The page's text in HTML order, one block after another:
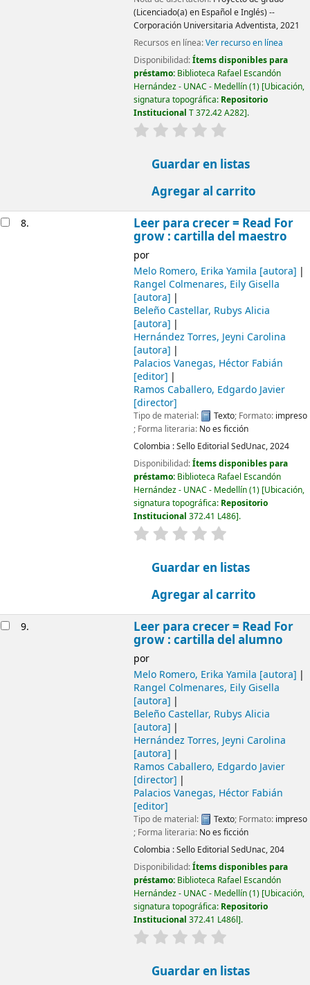
(Licenciado(a) en Español e Inglés) --
Corporación Universitaria Adventista, 2021
Recursos en línea:Ver recurso en línea
Disponibilidad:Ítems disponibles para
préstamo: Biblioteca Rafael Escandón
Hernández - UNAC - Medellín(1) Ubicación,
signatura topográfica: Repositorio
Institucional T 372.42 A282 .
valoración
Guardar en listas
Agregar al carrito
8. Leer para crecer = Read For
grow : cartilla del maestro
por
Melo Romero, Erika Yamila [autora]
Rangel Colmenares, Eily Gisella
[autora]
Beleño Castellar, Rubys Alicia
[autora]
Hernández Torres, Jeyni Carolina
[autora]
Palacios Vanegas, Héctor Fabián
[editor]
Ramos Caballero, Edgardo Javier
[director]
Tipo de material: Texto; Formato: impreso
; Forma literaria: No es ficción
Colombia :Sello Editorial SedUnac,2024
Disponibilidad:Ítems disponibles para
préstamo: Biblioteca Rafael Escandón
Hernández - UNAC - Medellín(1) Ubicación,
signatura topográfica: Repositorio
Institucional 372.41 L486 .
valoración
Guardar en listas
Agregar al carrito
9. Leer para crecer = Read For
grow : cartilla del alumno
por
Melo Romero, Erika Yamila [autora]
Rangel Colmenares, Eily Gisella
[autora]
Beleño Castellar, Rubys Alicia
[autora]
Hernández Torres, Jeyni Carolina
[autora]
Ramos Caballero, Edgardo Javier
[director]
Palacios Vanegas, Héctor Fabián
[editor]
Tipo de material: Texto; Formato: impreso
; Forma literaria: No es ficción
Colombia :Sello Editorial SedUnac,204
Disponibilidad:Ítems disponibles para
préstamo: Biblioteca Rafael Escandón
Hernández - UNAC - Medellín(1) Ubicación,
signatura topográfica: Repositorio
Institucional 372.41 L486l .
valoración
Guardar en listas